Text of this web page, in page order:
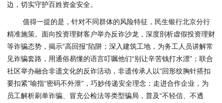
边，切实守护百姓资金安全。
值得一提的是，针对不同群体的风险特征，民生银行北京分行
精准施策。面向投资理财客户举办反诈沙龙，深度剖析虚假投资理财
等诈骗态势，揭示“高回报”陷阱；深入建筑工地，为务工人员讲解常
见诈骗套路，用通俗易懂的语言叮嘱他们“别让辛苦钱打水漂”；联合
社区举办融合非遗文化的反诈活动，非遗传承人以“回形纹胸针搭扣
要扣紧”喻指“密码不外泄”，巧妙传递安全理念；走进合作企业，为
员工解析刷单诈骗、冒充公检法等类型骗局，普及“不轻信、不透